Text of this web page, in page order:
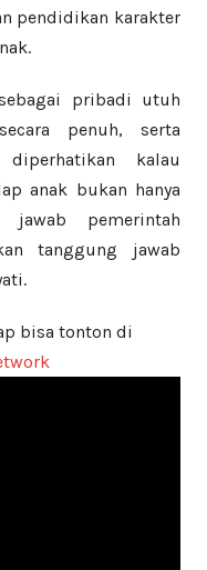
pendidikan karakter
pribadi utuh
penuh, serta
kalau
anak bukan hanya
pemerintah
tanggung jawab
bisa tonton di